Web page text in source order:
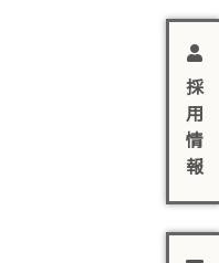
採
用
情
報